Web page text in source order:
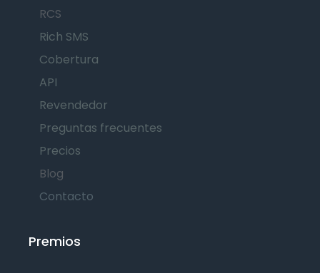
RCS
Rich SMS
Cobertura
API
Revendedor
Preguntas frecuentes
Precios
Blog
Contacto
Premios